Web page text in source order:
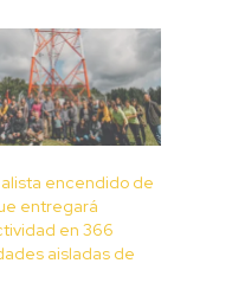
encendido de
entregará
en 366
aisladas de